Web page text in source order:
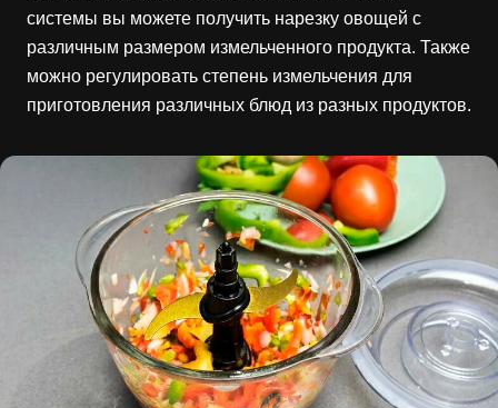
системы вы можете получить нарезку овощей с
различным размером измельченного продукта. Также
можно регулировать степень измельчения для
приготовления различных блюд из разных продуктов.